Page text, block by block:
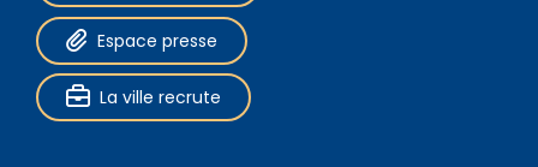
Espace presse
La ville recrute